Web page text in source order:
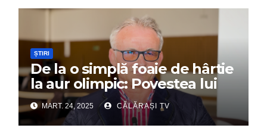
ȘTIRI
De la o simplă foaie de hârtie
la aur olimpic: Povestea lui
Dumitru Chirilă
MART. 24, 2025 CĂLĂRAȘI TV